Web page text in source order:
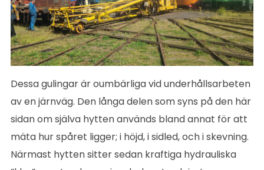
Dessa gulingar är oumbärliga vid underhållsarbeten
av en järnväg. Den långa delen som syns på den här
sidan om själva hytten används bland annat för att
mäta hur spåret ligger; i höjd, i sidled, och i skevning.
Närmast hytten sitter sedan kraftiga hydrauliska